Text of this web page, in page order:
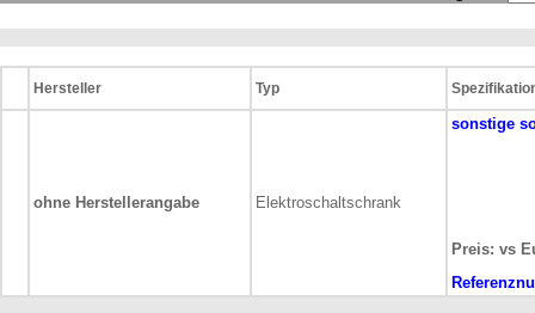
Hersteller Typ
ohne Herstellerangabe Elektroschaltschrank
sonstige
Preis: vs